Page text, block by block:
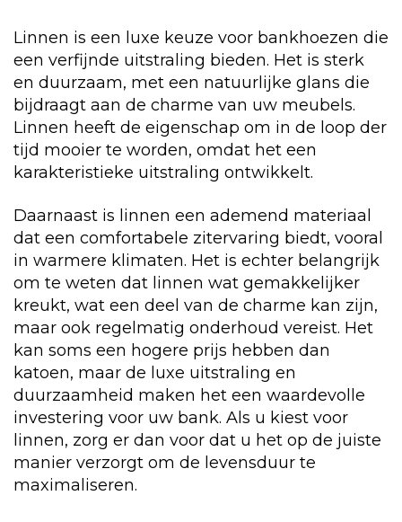
Linnen is een luxe keuze voor bankhoezen die
een verfijnde uitstraling bieden. Het is sterk
en duurzaam, met een natuurlijke glans die
bijdraagt aan de charme van uw meubels.
Linnen heeft de eigenschap om in de loop der
tijd mooier te worden, omdat het een
karakteristieke uitstraling ontwikkelt.
Daarnaast is linnen een ademend materiaal
dat een comfortabele zitervaring biedt, vooral
in warmere klimaten. Het is echter belangrijk
om te weten dat linnen wat gemakkelijker
kreukt, wat een deel van de charme kan zijn,
maar ook regelmatig onderhoud vereist. Het
kan soms een hogere prijs hebben dan
katoen, maar de luxe uitstraling en
duurzaamheid maken het een waardevolle
investering voor uw bank. Als u kiest voor
linnen, zorg er dan voor dat u het op de juiste
manier verzorgt om de levensduur te
maximaliseren.